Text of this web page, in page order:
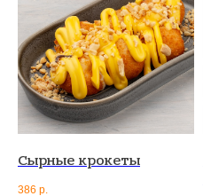
Сырные крокеты
386 р.